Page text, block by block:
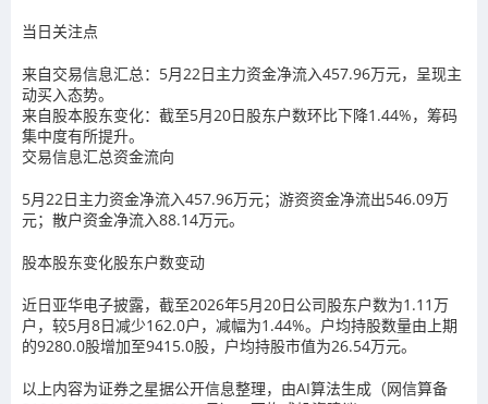
当日关注点
来自交易信息汇总：5月22日主力资金净流入457.96万元，呈现主
动买入态势。
来自股本股东变化：截至5月20日股东户数环比下降1.44%，筹码
集中度有所提升。
交易信息汇总资金流向
5月22日主力资金净流入457.96万元；游资资金净流出546.09万
元；散户资金净流入88.14万元。
股本股东变化股东户数变动
近日亚华电子披露，截至2026年5月20日公司股东户数为1.11万
户，较5月8日减少162.0户，减幅为1.44%。户均持股数量由上期
的9280.0股增加至9415.0股，户均持股市值为26.54万元。
以上内容为证券之星据公开信息整理，由AI算法生成（网信算备